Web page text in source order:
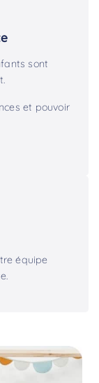
sont
et pouvoir
équipe